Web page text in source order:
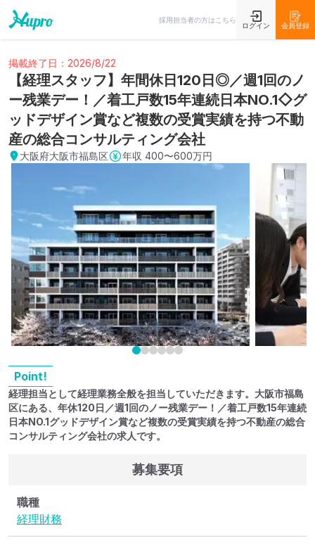
採用担当者の方はこちら
ログイン 会員登録
掲載終了日：2026/8/22
【経理スタッフ】年間休日120日◎／週1回のノ
ー残業デー！／着工戸数15年連続日本NO.1◇グ
ッドデザイン賞など複数の受賞実績を持つ不動
産の総合コンサルティング会社
大阪府大阪市福島区 年収 400〜600万円
Point!
経理担当として経理業務全般を担当していただきます。大阪市福島
区にある、年休120日／週1回のノー残業デー！／着工戸数15年連続
日本NO.1グッドデザイン賞など複数の受賞実績を持つ不動産の総合
コンサルティング会社の求人です。
募集要項
職種
経理財務